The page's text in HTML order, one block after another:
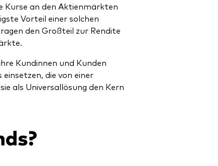
Kurse an den Aktienmärkten
Vorteil einer solchen
den Großteil zur Rendite
Kundinnen und Kunden
die von einer
als Universallösung den Kern